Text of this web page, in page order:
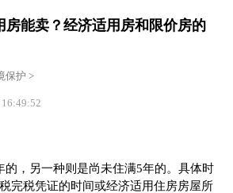
房能卖？经济适用房和限价房的
保护 >
的，另一种则是尚未住满5年的。具体时
完税凭证的时间或经济适用住房房屋所